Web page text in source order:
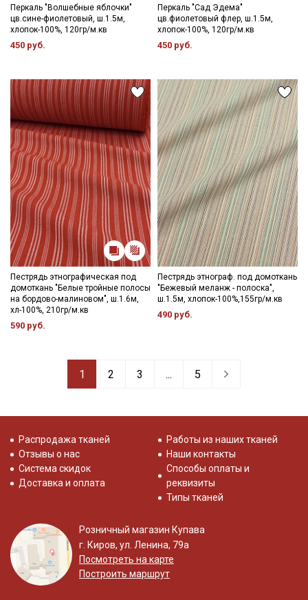
Перкаль "Волшебные яблочки"
цв.сине-фиолетовый, ш.1.5м,
хлопок-100%, 120гр/м.кв
450 руб.
Перкаль "Сад Эдема"
цв.фиолетовый флер, ш.1.5м,
хлопок-100%, 120гр/м.кв
450 руб.
Пестрядь этнографическая под
домоткань "Белые тройные полосы
на бордово-малиновом", ш.1.6м,
хл-100%, 210гр/м.кв
590 руб.
Пестрядь этнограф. под домоткань
"Бежевый меланж - полоска",
ш.1.5м, хлопок-100%,155гр/м.кв
490 руб.
1 2 3 ... 5
Распродажа тканей
Отзывы о нас
Система скидок
Доставка и оплата
Работы из наших тканей
Наши контакты
Способы оплаты и
реквизиты
Типы тканей
Розничный магазин Купава
г. Киров, ул. Ленина, 79а
Посмотреть на карте
Построить маршрут